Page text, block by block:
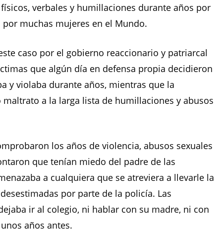
verbales y humillaciones durante años por
muchas mujeres en el Mundo.
caso por el gobierno reaccionario y patriarcal
que algún día en defensa propia decidieron
y violaba durante años, mientras que la
a la larga lista de humillaciones y abusos
los años de violencia, abusos sexuales
que tenían miedo del padre de las
a cualquiera que se atreviera a llevarle la
por parte de la policía. Las
ir al colegio, ni hablar con su madre, ni con
años antes.